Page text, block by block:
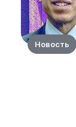
Новость